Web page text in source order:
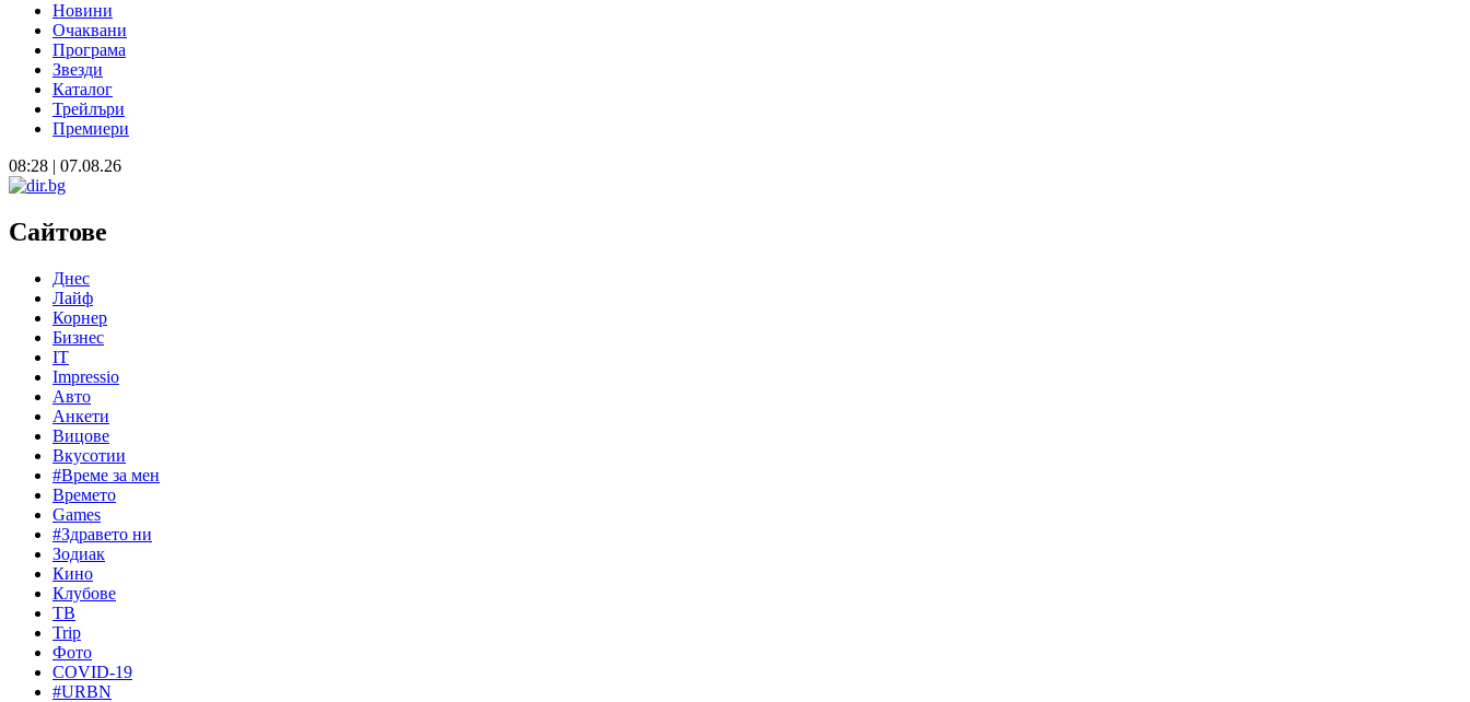
Новини
Очаквани
Програма
Звезди
Каталог
Трейлъри
Премиери
08:28 | 07.08.26
Сайтове
Днес
Лайф
Корнер
Бизнес
IT
Impressio
Авто
Анкети
Вицове
Вкусотии
#Време за мен
Времето
Games
#Здравето ни
Зодиак
Кино
Клубове
ТВ
Trip
Фото
COVID-19
#URBN